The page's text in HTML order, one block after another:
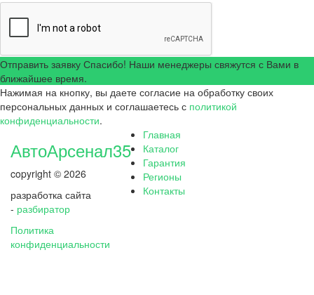
Отправить заявку Спасибо! Наши менеджеры свяжутся с Вами в
ближайшее время.
Нажимая на кнопку, вы даете согласие на обработку своих
персональных данных и соглашаетесь с политикой
конфиденциальности.
АвтоАрсенал35
copyright © 2026
разработка сайта
- разбиратор
Политика
конфиденциальности
Главная
Каталог
Гарантия
Регионы
Контакты